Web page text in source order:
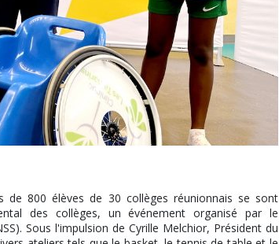
de 800 élèves de 30 collèges réunionnais se sont
des collèges, un événement organisé par le
Sous l'impulsion de Cyrille Melchior, Président du